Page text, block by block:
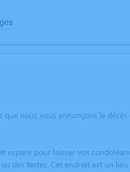
que nous vous annonçons le
espace pour laisser vos
des textes. Cet endroit est un